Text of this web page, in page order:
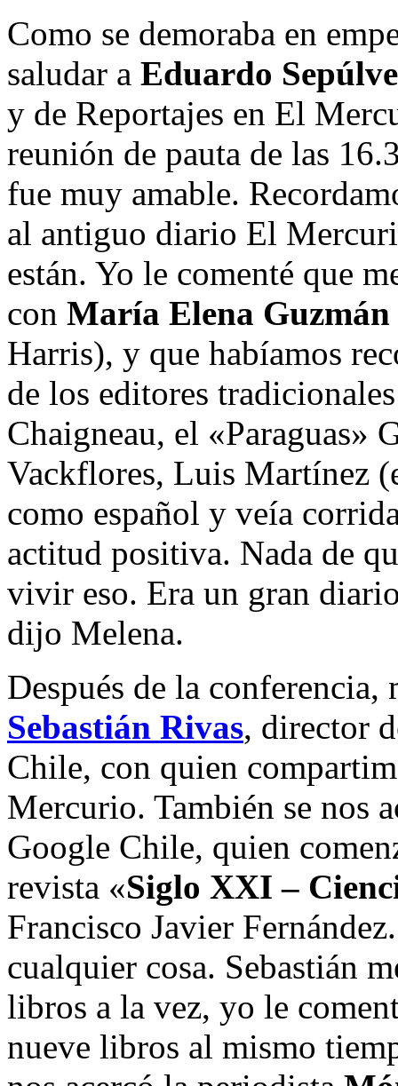
Como se demoraba en
saludar a Eduardo
y de Reportajes en El
reunión de pauta de las
fue muy amable.
al antiguo diario El
están. Yo le comenté que
con María Elena Guzmán
Harris), y que habíamos
de los editores
Chaigneau, el «Paraguas»
Vackflores, Luis Martínez
como español y veía
actitud positiva. Nada de
vivir eso. Era un gran
dijo Melena.
Después de la conferencia,
Sebastián Rivas, director
Chile, con quien
Mercurio. También se nos
Google Chile, quien
revista «Siglo XXI –
Francisco Javier
cualquier cosa. Sebastián
libros a la vez, yo le
nueve libros al mismo